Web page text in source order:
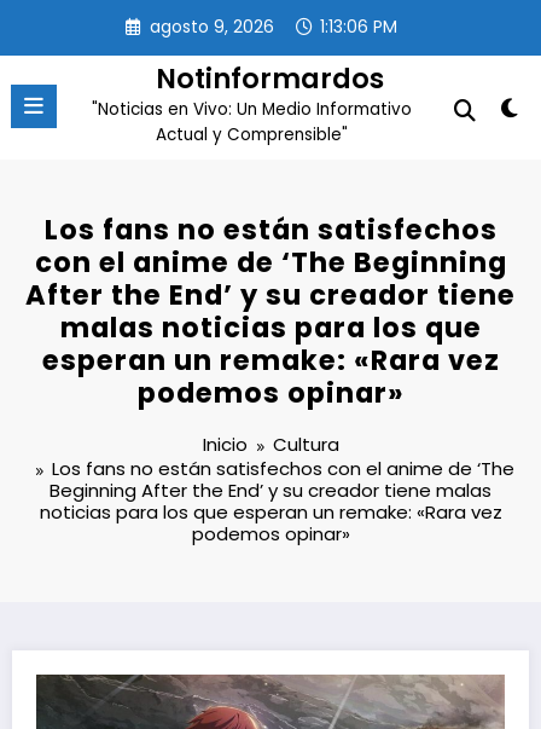
contenido
agosto 9, 2026 1:13:07 PM
Notinformardos
"Noticias en Vivo: Un Medio Informativo
Actual y Comprensible"
Los fans no están satisfechos
con el anime de ‘The Beginning
After the End’ y su creador tiene
malas noticias para los que
esperan un remake: «Rara vez
podemos opinar»
Inicio
Cultura
Los fans no están satisfechos con el anime de ‘The
Beginning After the End’ y su creador tiene malas
noticias para los que esperan un remake: «Rara vez
podemos opinar»